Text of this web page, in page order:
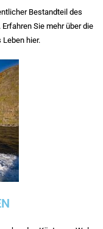
Bestandteil des
Sie mehr über die
hier.